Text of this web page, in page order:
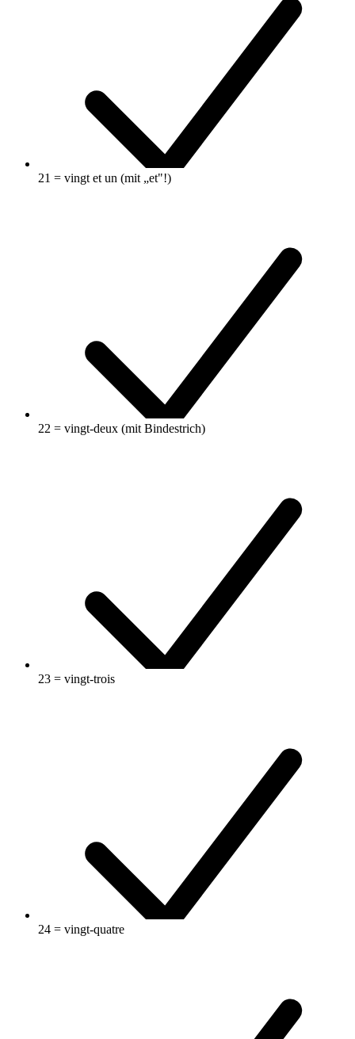
21 = vingt et un (mit „et"!)
22 = vingt-deux (mit Bindestrich)
23 = vingt-trois
24 = vingt-quatre